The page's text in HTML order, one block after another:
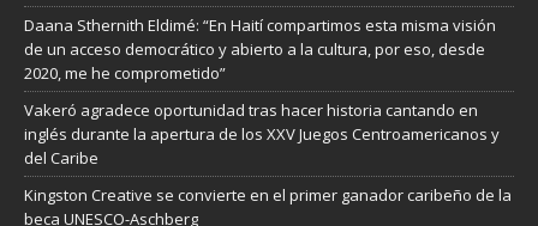
Daana Sthernith Eldimé: “En Haití compartimos esta misma visión
de un acceso democrático y abierto a la cultura, por eso, desde
2020, me he comprometido”
Vakeró agradece oportunidad tras hacer historia cantando en
inglés durante la apertura de los XXV Juegos Centroamericanos y
del Caribe
Kingston Creative se convierte en el primer ganador caribeño de la
beca UNESCO-Aschberg